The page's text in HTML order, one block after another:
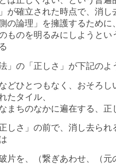
が確立された時点で、消
側の論理」を擁護するため
ものを明るみにしようと
」の「正しさ」が下記のよ
どひとつもなく、おそろ
たタイル、
まちのなかに遍在する、正
正しさ」の前で、消し去ら
片を、（繋ぎあわせ、（